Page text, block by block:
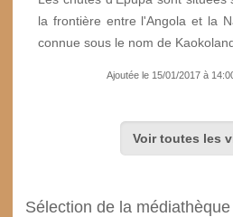
la frontière entre l'Angola et la
connue sous le nom de
Ajoutée le 15/01/2017 à
Voir toutes les
Sélection de la médiathèque